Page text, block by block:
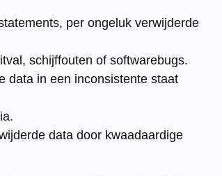
per ongeluk verwijderde
schijffouten of softwarebugs.
data in een inconsistente staat
data door kwaadaardige